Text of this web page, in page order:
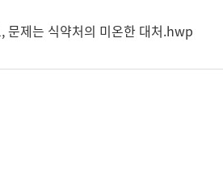
제는 식약처의 미온한 대처.hwp